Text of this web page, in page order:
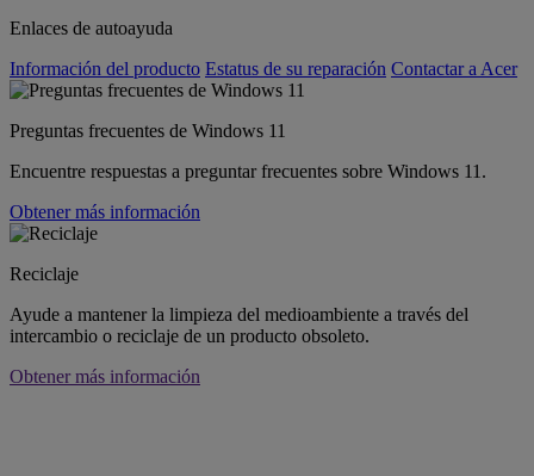
Enlaces de autoayuda
Información del producto Estatus de su reparación Contactar a Acer
Preguntas frecuentes de Windows 11
Encuentre respuestas a preguntar frecuentes sobre Windows 11.
Obtener más información
Reciclaje
Ayude a mantener la limpieza del medioambiente a través del
intercambio o reciclaje de un producto obsoleto.
Obtener más información